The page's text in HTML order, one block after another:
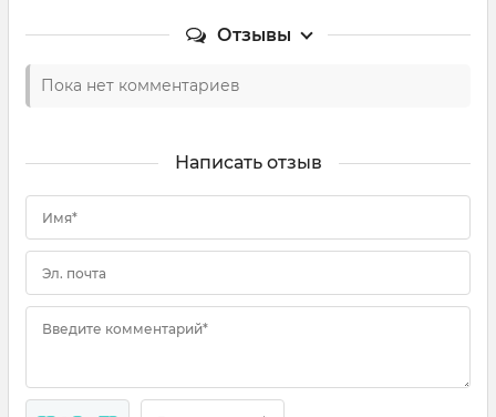
Отзывы
Пока нет комментариев
Написать отзыв
Имя*
Эл. почта
Введите комментарий*